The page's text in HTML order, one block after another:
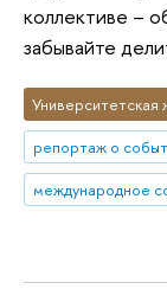
коллективе –
забывайте
Университетская
репортаж о
международное